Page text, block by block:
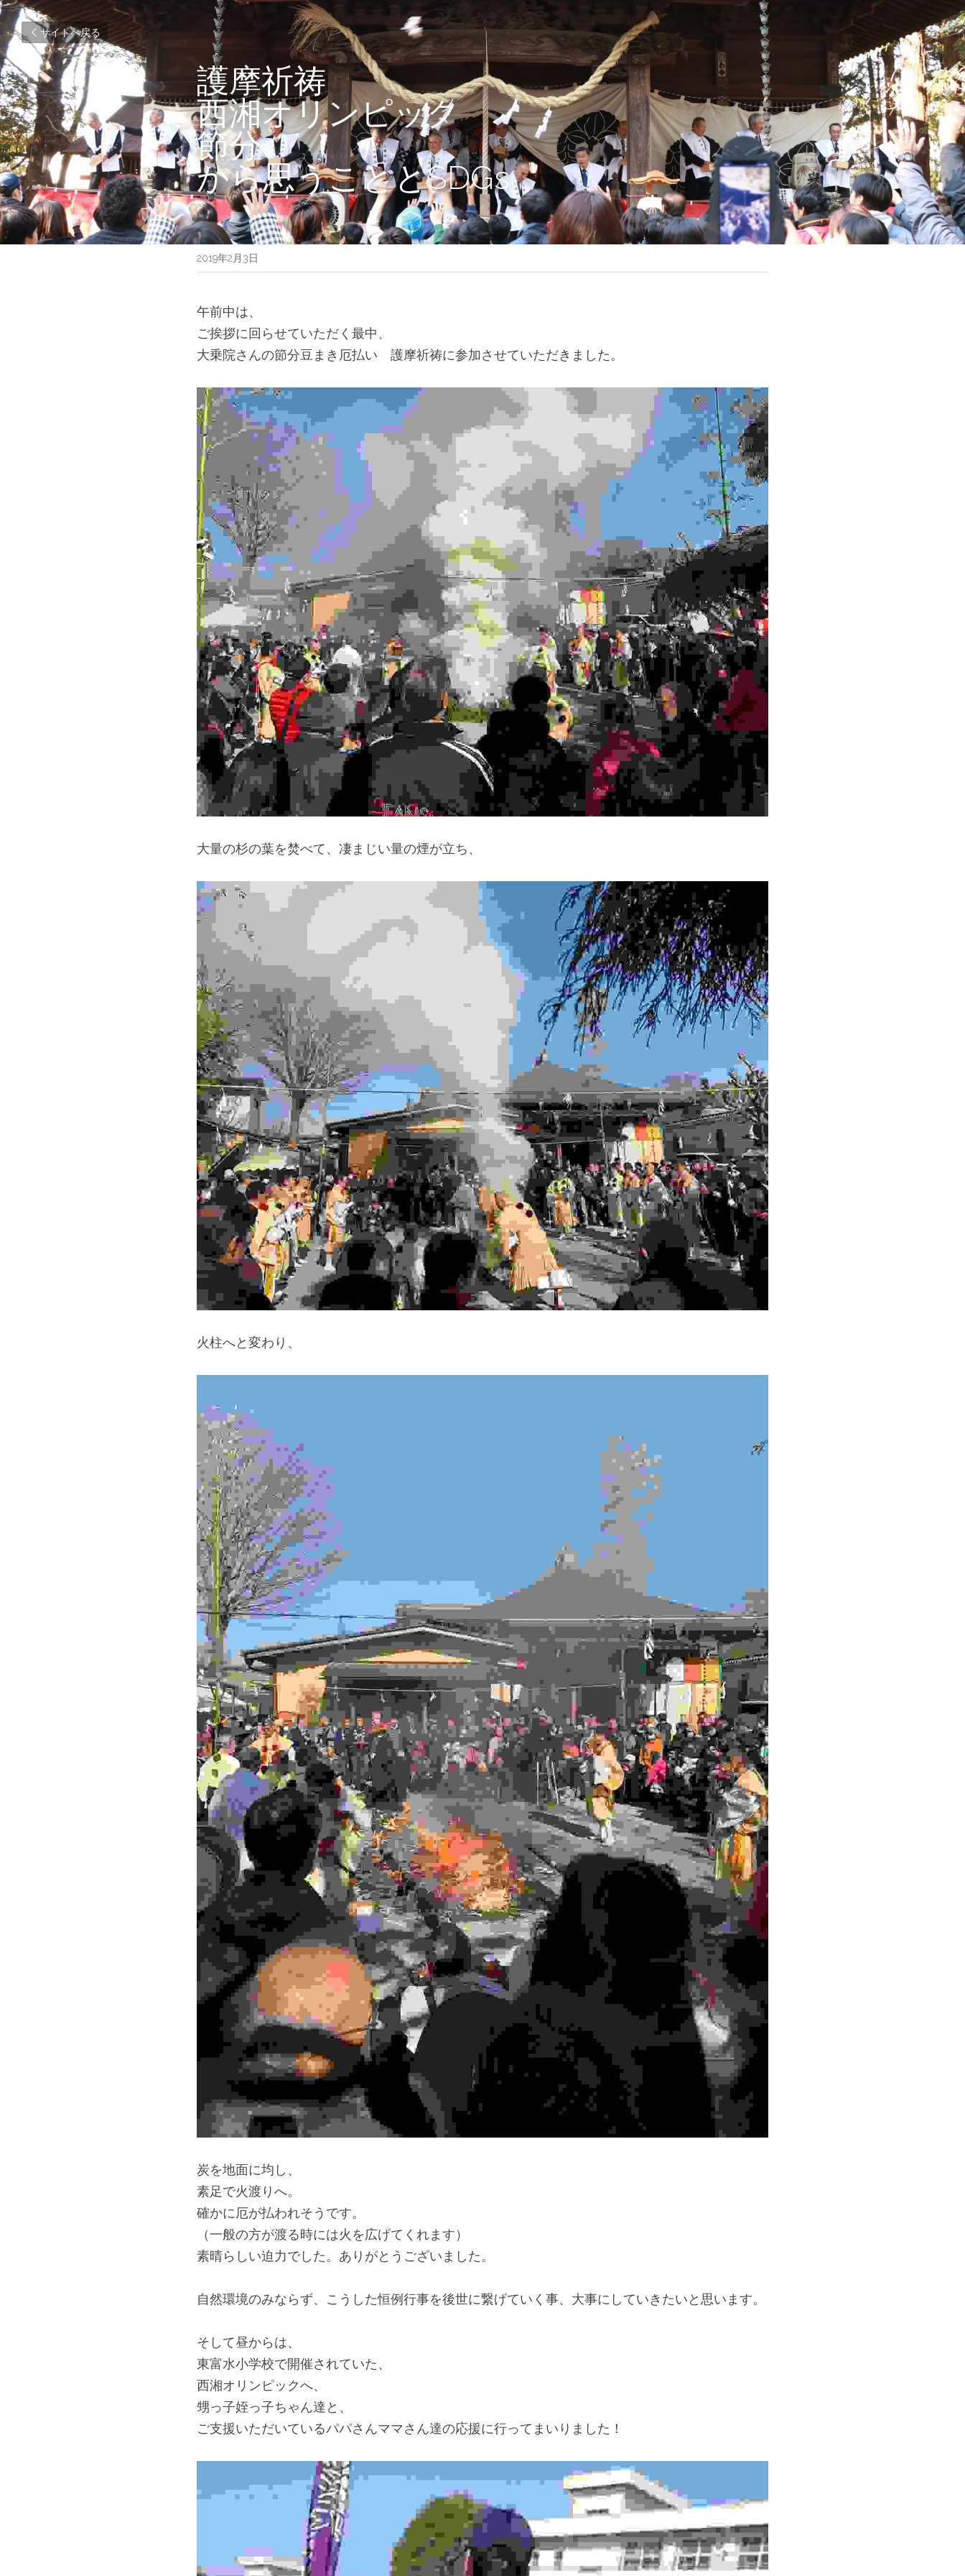
サイトへ戻る
護摩祈祷
西湘オリンピック
節分
から思うこととSDGs
2019年2月3日
午前中は、
ご挨拶に回らせていただく最中、
大乗院さんの節分豆まき厄払い　護摩祈祷に参加させていただきました。
大量の杉の葉を焚べて、凄まじい量の煙が立ち、
火柱へと変わり、
炭を地面に均し、
素足で火渡りへ。
確かに厄が払われそうです。
（一般の方が渡る時には火を広げてくれます）
素晴らしい迫力でした。ありがとうございました。
自然環境のみならず、こうした恒例行事を後世に繋げていく事、大事にしていきたいと思います。
そして昼からは、
東富水小学校で開催されていた、
西湘オリンピックへ、
甥っ子姪っ子ちゃん達と、
ご支援いただいているパパさんママさん達の応援に行ってまいりました！